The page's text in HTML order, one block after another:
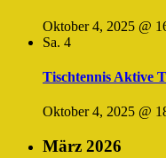
Oktober 4, 2025 @
Sa. 4
Tischtennis Aktive
Oktober 4, 2025 @
März 2026